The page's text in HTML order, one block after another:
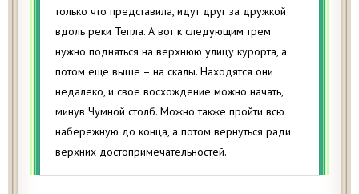
только что представила, идут друг за дружкой
вдоль реки Тепла. А вот к следующим трем
нужно подняться на верхнюю улицу курорта, а
потом еще выше – на скалы. Находятся они
недалеко, и свое восхождение можно начать,
минув Чумной столб. Можно также пройти всю
набережную до конца, а потом вернуться ради
верхних достопримечательностей.